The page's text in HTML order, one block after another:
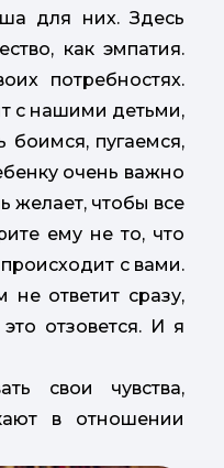
для них. Здесь
как эмпатия.
потребностях.
с нашими детьми,
боимся, пугаемся,
очень важно
желает, чтобы все
ему не то, что
с вами.
ответит сразу,
отзовется. И я
свои чувства,
в отношении